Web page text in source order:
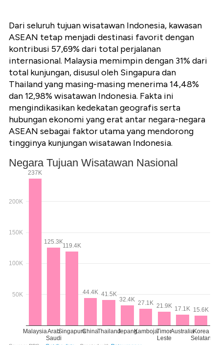
Dari seluruh tujuan wisatawan Indonesia, kawasan
ASEAN tetap menjadi destinasi favorit dengan
kontribusi 57,69% dari total perjalanan
internasional. Malaysia memimpin dengan 31% dari
total kunjungan, disusul oleh Singapura dan
Thailand yang masing-masing menerima 14,48%
dan 12,98% wisatawan Indonesia. Fakta ini
mengindikasikan kedekatan geografis serta
hubungan ekonomi yang erat antar negara-negara
ASEAN sebagai faktor utama yang mendorong
tingginya kunjungan wisatawan Indonesia.